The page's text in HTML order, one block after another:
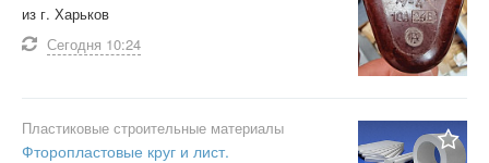
из г. Харьков
Сегодня 10:24
Пластиковые строительные материалы
Фторопластовые круг и лист.